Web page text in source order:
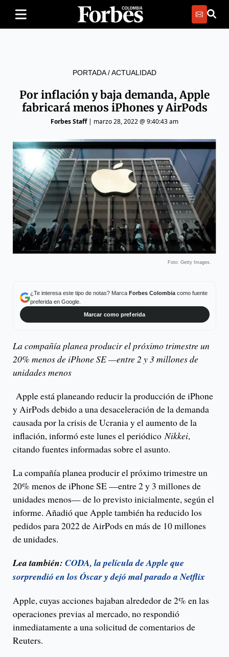
PORTADA/ACTUALIDAD
Por inflación y baja demanda, Apple
fabricará menos iPhones y AirPods
Forbes Staff| marzo 28, 2022 @ 9:40:43 am
Foto: Getty Images.
¿Te interesa este tipo de notas? Marca Forbes Colombiacomo fuente
preferida en Google.
Marcar como preferida
La compañía planea producir el próximo trimestre un
20% menos de iPhone SE —entre 2 y 3 millones de
unidades menos
Apple está planeando reducir la producción de iPhone
y AirPods debido a una desaceleración de la demanda
causada por la crisis de Ucrania y el aumento de la
inflación, informó este lunes el periódicoNikkei,
citando fuentes informadas sobre el asunto.
La compañía planea producir el próximo trimestre un
20% menos de iPhone SE —entre 2 y 3 millones de
unidades menos— de lo previsto inicialmente, según el
informe. Añadió que Apple también ha reducido los
pedidos para 2022 de AirPods en más de 10 millones
de unidades.
Lea también: CODA, la película de Apple que
sorprendió en los Óscar y dejó mal parado a Netflix
Apple, cuyas acciones bajaban alrededor de 2% en las
operaciones previas al mercado, no respondió
inmediatamente a una solicitud de comentarios de
Reuters.